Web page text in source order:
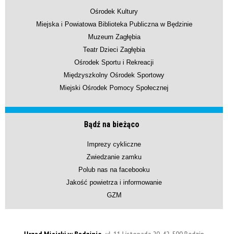
Ośrodek Kultury
Miejska i Powiatowa Biblioteka Publiczna w Będzinie
Muzeum Zagłębia
Teatr Dzieci Zagłębia
Ośrodek Sportu i Rekreacji
Międzyszkolny Ośrodek Sportowy
Miejski Ośrodek Pomocy Społecznej
Bądź na bieżąco
Imprezy cykliczne
Zwiedzanie zamku
Polub nas na facebooku
Jakość powietrza i informowanie
GZM